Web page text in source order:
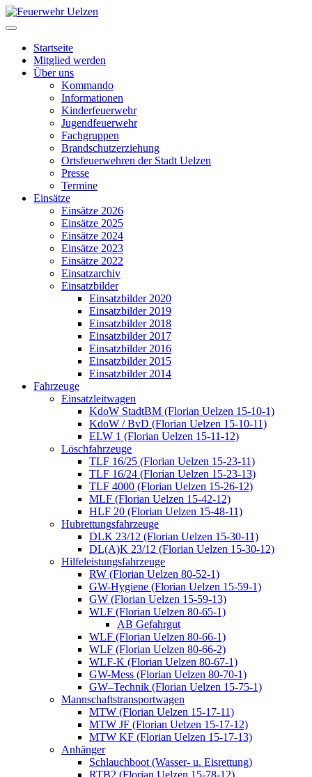
Startseite
Mitglied werden
Über uns
Kommando
Informationen
Kinderfeuerwehr
Jugendfeuerwehr
Fachgruppen
Brandschutzerziehung
Ortsfeuerwehren der Stadt Uelzen
Presse
Termine
Einsätze
Einsätze 2026
Einsätze 2025
Einsätze 2024
Einsätze 2023
Einsätze 2022
Einsatzarchiv
Einsatzbilder
Einsatzbilder 2020
Einsatzbilder 2019
Einsatzbilder 2018
Einsatzbilder 2017
Einsatzbilder 2016
Einsatzbilder 2015
Einsatzbilder 2014
Fahrzeuge
Einsatzleitwagen
KdoW StadtBM (Florian Uelzen 15-10-1)
KdoW / BvD (Florian Uelzen 15-10-11)
ELW 1 (Florian Uelzen 15-11-12)
Löschfahrzeuge
TLF 16/25 (Florian Uelzen 15-23-11)
TLF 16/24 (Florian Uelzen 15-23-13)
TLF 4000 (Florian Uelzen 15-26-12)
MLF (Florian Uelzen 15-42-12)
HLF 20 (Florian Uelzen 15-48-11)
Hubrettungsfahrzeuge
DLK 23/12 (Florian Uelzen 15-30-11)
DL(A)K 23/12 (Florian Uelzen 15-30-12)
Hilfeleistungsfahrzeuge
RW (Florian Uelzen 80-52-1)
GW-Hygiene (Florian Uelzen 15-59-1)
GW (Florian Uelzen 15-59-13)
WLF (Florian Uelzen 80-65-1)
AB Gefahrgut
WLF (Florian Uelzen 80-66-1)
WLF (Florian Uelzen 80-66-2)
WLF-K (Florian Uelzen 80-67-1)
GW-Mess (Florian Uelzen 80-70-1)
GW–Technik (Florian Uelzen 15-75-1)
Mannschaftstransportwagen
MTW (Florian Uelzen 15-17-11)
MTW JF (Florian Uelzen 15-17-12)
MTW KF (Florian Uelzen 15-17-13)
Anhänger
Schlauchboot (Wasser- u. Eisrettung)
RTB2 (Florian Uelzen 15-78-12)